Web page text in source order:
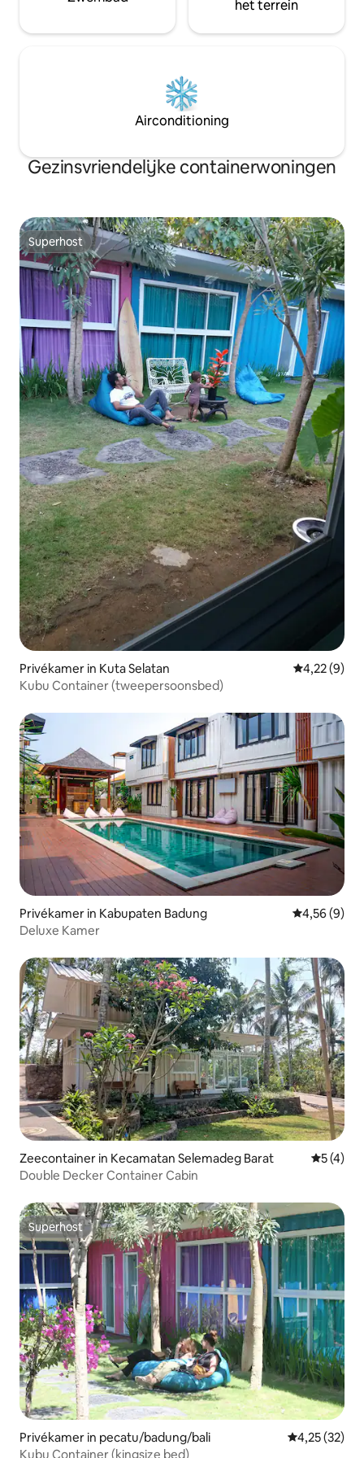
het terrein
Airconditioning
Gezinsvriendelijke containerwoningen
Superhost
Superhost
Privékamer in Kuta Selatan
4,22 (9)
Kubu Container (tweepersoonsbed)
Privékamer in Kabupaten Badung Gemiddelde
4,56 (9)
Deluxe Kamer
Zeecontainer in Kecamatan Selemadeg Barat
5 (4)
Double Decker Container Cabin
Superhost
Superhost
Privékamer in pecatu/badung/bali Gemiddelde
4,25 (32)
Kubu Container (kingsize bed)